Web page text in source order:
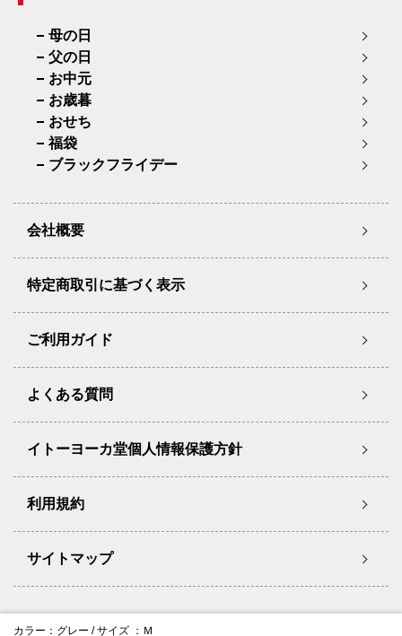
カラー：グレー / サイズ ：Ｍ
母の日
父の日
お中元
お歳暮
おせち
福袋
ブラックフライデー
会社概要
特定商取引に基づく表示
ご利用ガイド
よくある質問
イトーヨーカ堂個人情報保護方針
利用規約
サイトマップ
Copyright © Ito-Yokado Co.,Ltd. All Rights Reserved.